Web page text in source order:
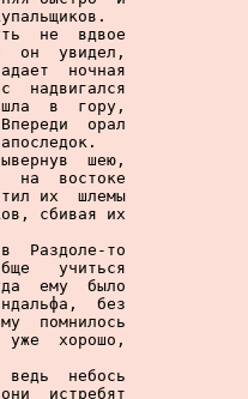
не  вдвое
он  увидел,
ночная
надвигался
в  гору,
орал
шею,
на  востоке
их  шлемы
сбивая их
Раздоле-то
учиться
ему  было
без
помнилось
уже  хорошо,
ведь  небось
истребят